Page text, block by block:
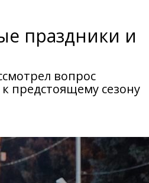
праздники и
вопрос
предстоящему сезону